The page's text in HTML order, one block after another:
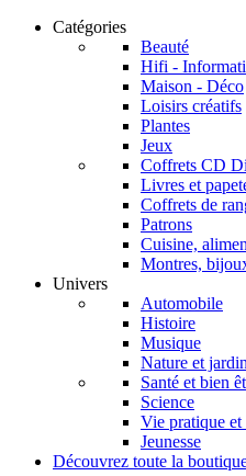
Catégories
Beauté
Hifi -
Maison - Déco
Loisirs créatifs
Plantes
Jeux
Coffrets CD
Livres et
Coffrets de
Patrons
Cuisine,
Montres,
Univers
Automobile
Histoire
Musique
Nature et jardin
Santé et bien
Science
Vie pratique et
Jeunesse
Découvrez toute la